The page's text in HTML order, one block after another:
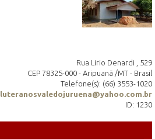
Rua Lirio Denardi , 529
CEP 78325-000 - Aripuanã /MT - Brasil
Telefone(s): (66) 3553-1020
luteranosvaledojuruena@yahoo.com.br
ID: 1230